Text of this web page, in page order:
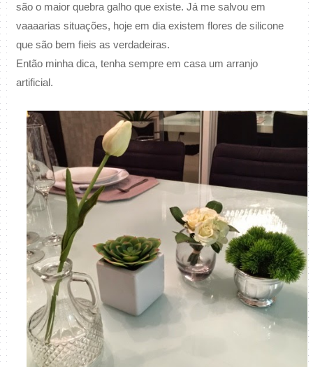
são o maior quebra galho que existe. Já me salvou em
vaaaarias situações, hoje em dia existem flores de silicone
que são bem fieis as verdadeiras.
Então minha dica, tenha sempre em casa um arranjo
artificial.